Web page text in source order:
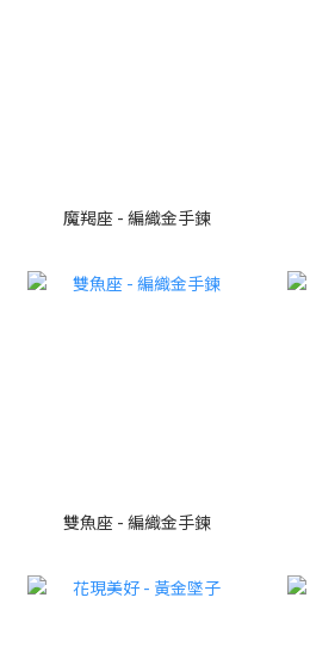
魔羯座 - 編織金手鍊
雙魚座 - 編織金手鍊